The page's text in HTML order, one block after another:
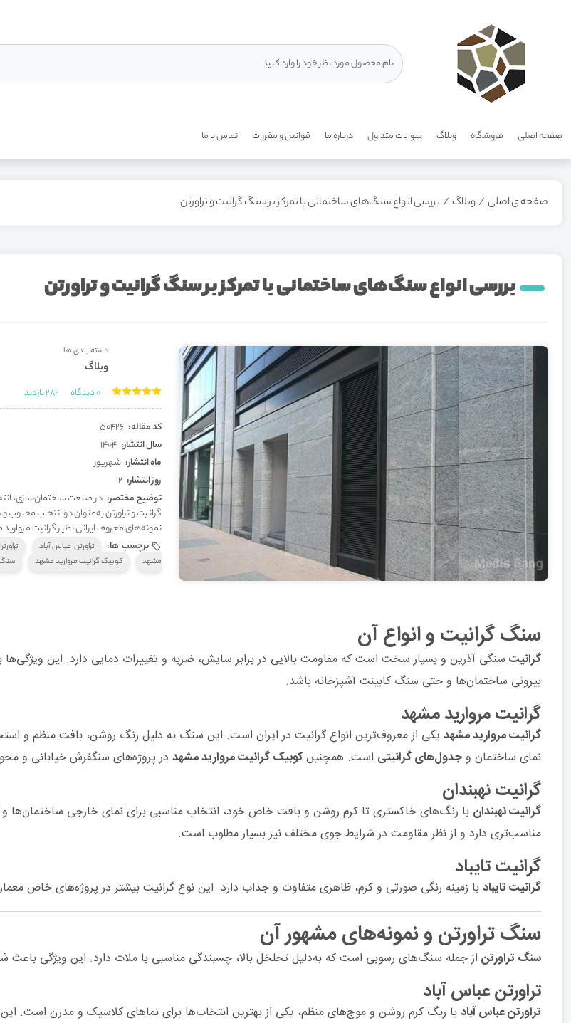
صفحه اصلي فروشگاه وبلاگ سوالات متداول درباره ما قوانين و مقررات تماس با ما
صفحه ی اصلی / وبلاگ / بررسی انواع سنگ‌های ساختمانی با تمرکز بر سنگ گرانیت و تراورتن
بررسی انواع سنگ‌های ساختمانی با تمرکز بر سنگ گرانیت و تراورتن
دسته بندی ها
وبلاگ
0دیدگاه 282بازدید
کد مقاله: 50426
سال انتشار: 1404
ماه انتشار: شهریور
روز انتشار: 12
توضیح مختصر: در صنعت ساختمان‌سازی،
گرانیت و تراورتن به‌عنوان دو انتخاب محبوب
نمونه‌های معروف ایرانی نظیر گرانیت مروارید
برچسب ها:
تراورتن عباس آباد
مشهد
کوبیک گرانیت مروارید مشهد
سنگ گرانیت و انواع آن
گرانیت سنگی آذرین و بسیار سخت است که مقاومت بالایی در برابر سایش، ضربه و تغییرات دمایی دارد. این
بیرونی ساختمان‌ها و حتی سنگ کابینت آشپزخانه باشد.
گرانیت مروارید مشهد
گرانیت مروارید مشهد یکی از معروف‌ترین انواع گرانیت در ایران است. این سنگ به دلیل رنگ روشن، بافت منظم و
نمای ساختمان وجدول‌های گرانیتی است. همچنینکوبیک گرانیت مروارید مشهد در پروژه‌های سنگفرش خیابانی و
گرانیت نهبندان
گرانیت نهبندان با رنگ‌های خاکستری تا کرم روشن و بافت خاص خود، انتخاب مناسبی برای نمای خارجی
مناسب‌تری دارد و از نظر مقاومت در شرایط جوی مختلف نیز بسیار مطلوب است.
گرانیت تایباد
گرانیت تایبادبا زمینه رنگی صورتی و کرم، ظاهری متفاوت و جذاب دارد. این نوع گرانیت بیشتر در پروژه‌های خاص
سنگ تراورتن و نمونه‌های مشهور آن
سنگ تراورتن از جمله سنگ‌های رسوبی است که به‌دلیل تخلخل بالا، چسبندگی مناسبی با ملات دارد. این ویژگی
تراورتن عباس آباد
تراورتن عباس آبادبا رنگ کرم روشن و موج‌های منظم، یکی از بهترین انتخاب‌ها برای نماهای کلاسیک و مدرن است. این